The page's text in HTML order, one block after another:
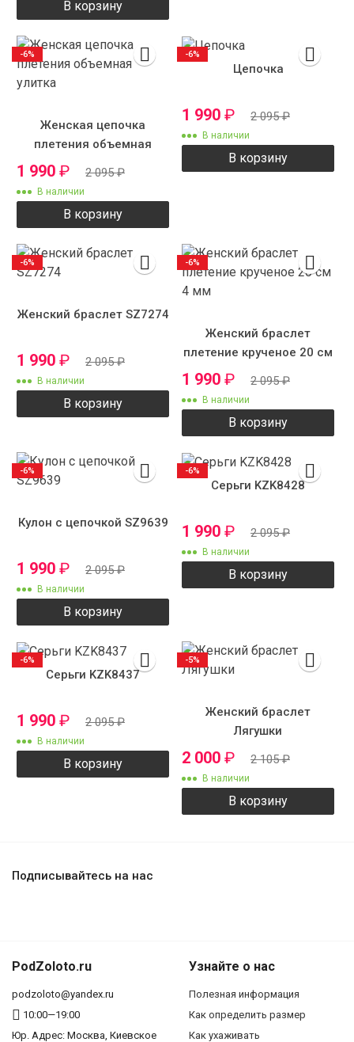
В корзину
Женская цепочка
плетения объемная
1 990 ₽ 2 095₽
В наличии
В корзину
-6%
Цепочка
1 990 ₽ 2 095₽
В наличии
В корзину
-6%
Женский браслет SZ7274
1 990 ₽ 2 095₽
В наличии
В корзину
-6%
Женский браслет
плетение крученое 20 см
1 990 ₽ 2 095₽
В наличии
В корзину
-6%
Кулон с цепочкой SZ9639
1 990 ₽ 2 095₽
В наличии
В корзину
-6%
Серьги KZK8428
1 990 ₽ 2 095₽
В наличии
В корзину
-6%
Серьги KZK8437
1 990 ₽ 2 095₽
В наличии
В корзину
-6%
Женский браслет
Лягушки
2 000 ₽ 2 105₽
В наличии
В корзину
-5%
Подписывайтесь на нас
PodZoloto.ru
podzoloto@yandex.ru
10:00—19:00
Юр. Адреc: Москва, Киевское
Узнайте о нас
Полезная информация
Как определить размер
Как ухаживать